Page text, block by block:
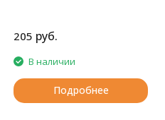
205 руб.
В наличии
Подробнее